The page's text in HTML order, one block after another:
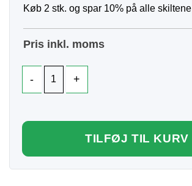
Køb 2 stk. og spar 10% på alle skiltene
Pris inkl. moms
TILFØJ TIL KURV